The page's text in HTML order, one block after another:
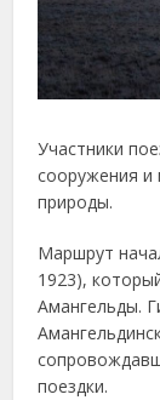
Участники
сооружения и
природы.
Маршрут
1923),
Амангельды.
поездки.